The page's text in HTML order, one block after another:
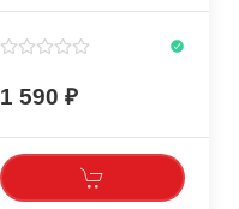
силикон
1 590